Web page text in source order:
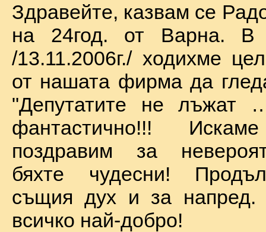
Здравейте, казвам се
на 24год. от Варна. В
/13.11.2006г./ ходихме
от нашата фирма да
"Депутатите не
фантастично!!!
поздравим за
бяхте чудесни!
същия дух и за
всичко най-добро!